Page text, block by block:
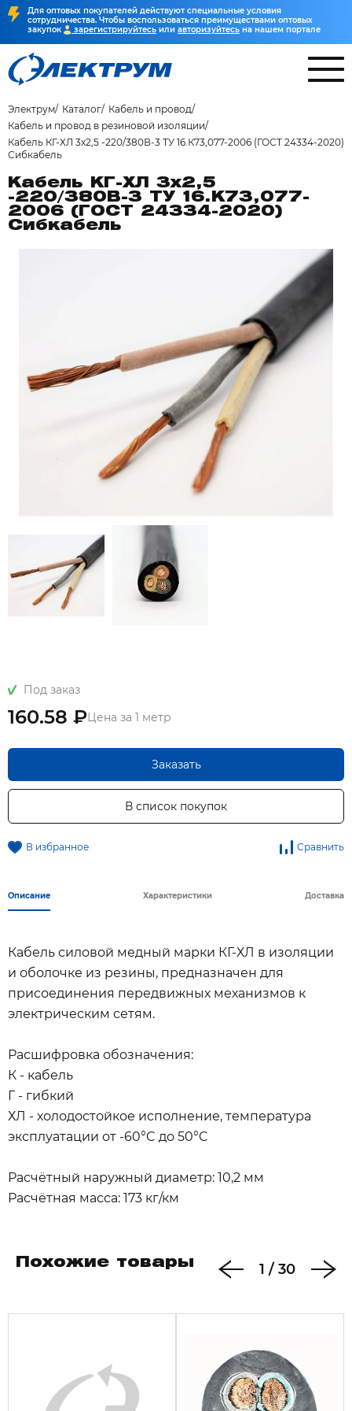
Для оптовых покупателей действуют специальные условия
сотрудничества. Чтобы воспользоваться преимуществами оптовых
закупок
зарегистрируйтесь или авторизуйтесь на нашем портале
Электрум Каталог
Кабель и провод
Кабель и провод в резиновой изоляции
Кабель КГ-ХЛ 3х2,5 -220/380В-3 ТУ 16.К73,077-2006 (ГОСТ 24334-2020)
Сибкабель
Кабель КГ-ХЛ 3х2,5
-220/380В-3 ТУ 16.К73,077-
2006 (ГОСТ 24334-2020)
Сибкабель
Под заказ
160.58 ₽Цена за 1 метр
Заказать
В список покупок
В избранное Сравнить
Описание Характеристики Доставка
Кабель силовой медный марки КГ-ХЛ в изоляции
и оболочке из резины, предназначен для
присоединения передвижных механизмов к
электрическим сетям.
Расшифровка обозначения:
К - кабель
Г - гибкий
ХЛ - холодостойкое исполнение, температура
эксплуатации от -60°C до 50°C
Расчётный наружный диаметр: 10,2 мм
Расчётная масса: 173 кг/км
Похожие товары 1 / 30